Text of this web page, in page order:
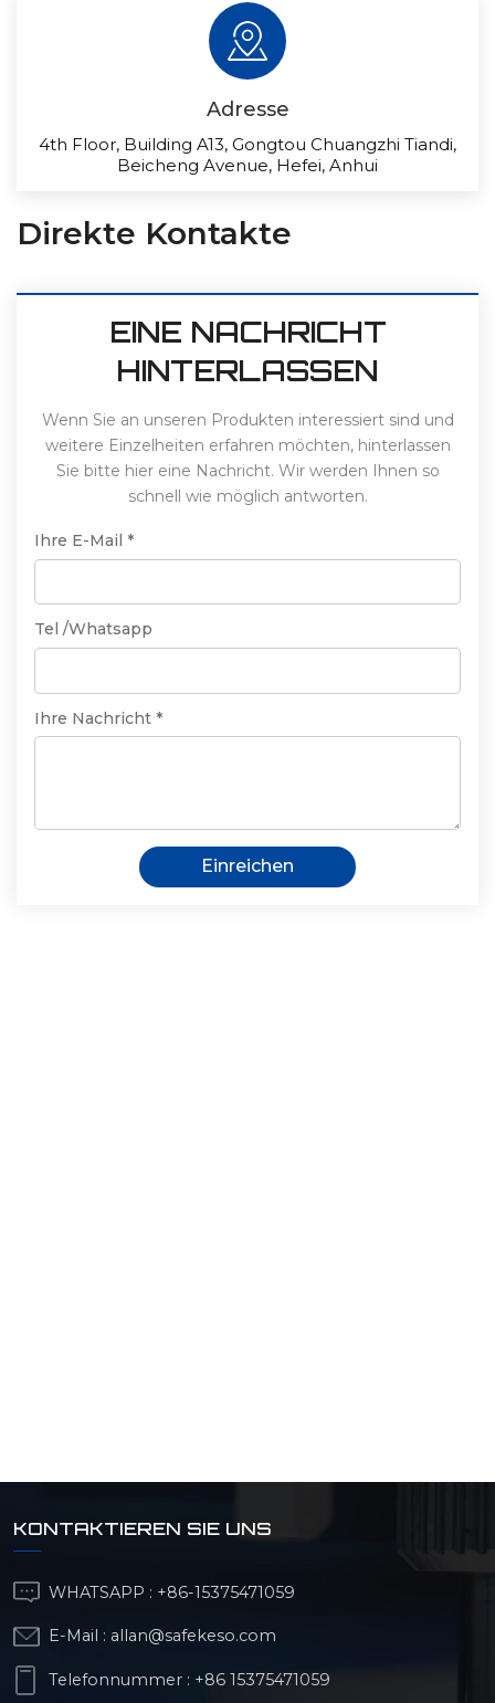
Adresse
4th Floor, Building A13, Gongtou Chuangzhi Tiandi,
Beicheng Avenue, Hefei, Anhui
Direkte Kontakte
EINE NACHRICHT
HINTERLASSEN
Wenn Sie an unseren Produkten interessiert sind und
weitere Einzelheiten erfahren möchten, hinterlassen
Sie bitte hier eine Nachricht. Wir werden Ihnen so
schnell wie möglich antworten.
Ihre E-Mail *
Tel /Whatsapp
Ihre Nachricht *
Einreichen
KONTAKTIEREN SIE UNS
WHATSAPP : +86-15375471059
E-Mail : allan@safekeso.com
Telefonnummer : +86 15375471059